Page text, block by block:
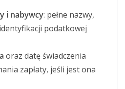
i nabywcy: pełne nazwy,
podatkowej
oraz datę świadczenia
zapłaty, jeśli jest ona